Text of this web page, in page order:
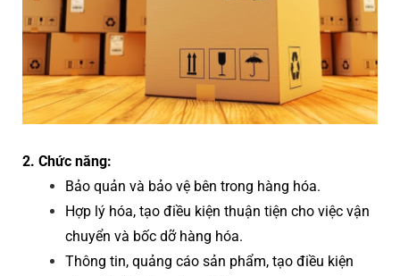
2. Chức năng:
Bảo quản và bảo vệ bên trong hàng hóa.
Hợp lý hóa, tạo điều kiện thuận tiện cho việc vận
chuyển và bốc dỡ hàng hóa.
Thông tin, quảng cáo sản phẩm, tạo điều kiện